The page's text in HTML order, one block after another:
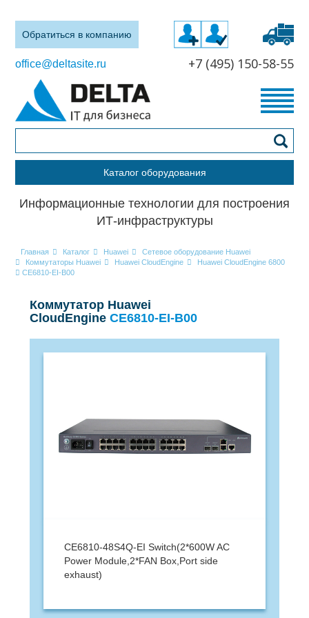
Обратиться в компанию
office@deltasite.ru +7 (495) 150-58-55
Каталог оборудования
Информационные технологии для построения
ИТ-инфраструктуры
Главная Каталог Huawei
Сетевое оборудование Huawei
Коммутаторы Huawei
Huawei CloudEngine
Huawei CloudEngine 6800
CE6810-EI-B00
Коммутатор Huawei
CloudEngine CE6810-EI-B00
CE6810-48S4Q-EI Switch(2*600W AC
Power Module,2*FAN Box,Port side
exhaust)